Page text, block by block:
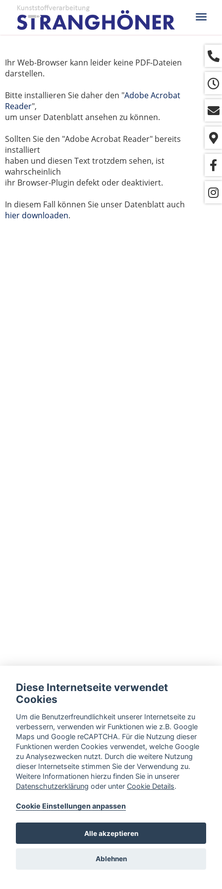
Ihr Web-Browser kann leider keine PDF-Dateien
darstellen.
Bitte installieren Sie daher den "Adobe Acrobat
Reader",
um unser Datenblatt ansehen zu können.
Sollten Sie den "Adobe Acrobat Reader" bereits
installiert
haben und diesen Text trotzdem sehen, ist
wahrscheinlich
ihr Browser-Plugin defekt oder deaktiviert.
In diesem Fall können Sie unser Datenblatt auch
hier downloaden.
Diese Internetseite verwendet
Cookies
Um die Benutzerfreundlichkeit unserer Internetseite zu
verbessern, verwenden wir Funktionen wie z.B. Google
Maps und Google reCAPTCHA. Für die Nutzung dieser
Funktionen werden Cookies verwendet, welche Google
zu Analysezwecken nutzt. Durch die weitere Nutzung
dieser Internetseite stimmen Sie der Verwendung zu.
Weitere Informationen hierzu finden Sie in unserer
Datenschutzerklärung oder unter Cookie Details.
Cookie Einstellungen anpassen
Alle akzeptieren
Ablehnen